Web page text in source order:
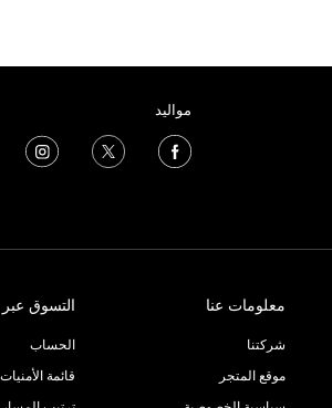
مواليد
معلومات عنا
شركتنا
موقع المتجر
التسوق عبر
الحساب
قائمة الأمنيات